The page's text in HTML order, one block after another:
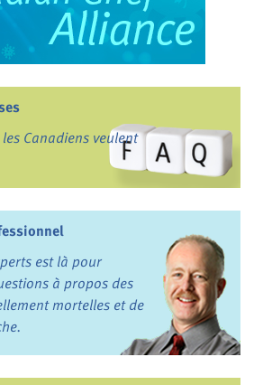
Canadiens veulent
est là pour
à propos des
mortelles et de